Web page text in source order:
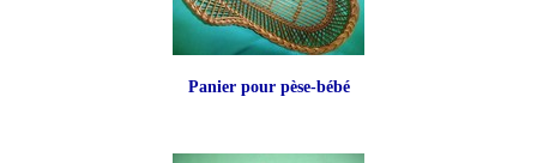
Panier pour pèse-bébé